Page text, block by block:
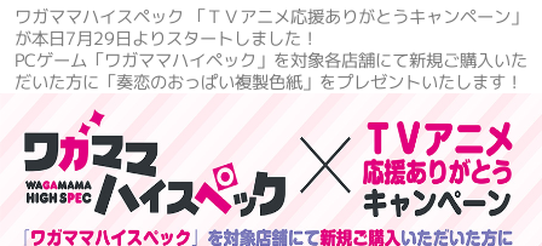
ワガママハイスペック 「ＴＶアニメ応援ありがとうキャンペーン」
が本日7月29日よりスタートしました！
PCゲーム「ワガママハイペック」を対象各店舗にて新規ご購入いた
だいた方に「奏恋のおっぱい複製色紙」をプレゼントいたします！